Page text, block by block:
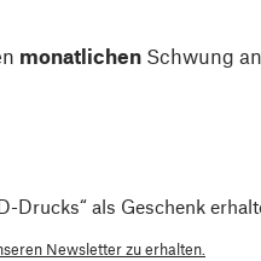
monatlichen Schwung
Drucks“ als Geschenk
Newsletter zu erhalten.